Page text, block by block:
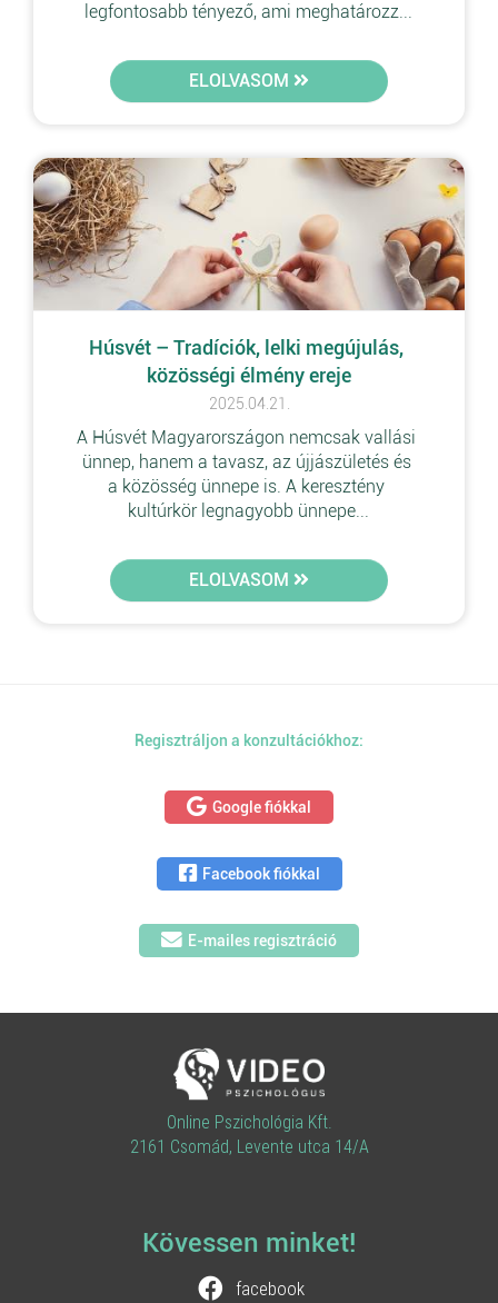
legfontosabb tényező, ami meghatározz...
ELOLVASOM
Húsvét – Tradíciók, lelki megújulás,
közösségi élmény ereje
2025.04.21.
A Húsvét Magyarországon nemcsak vallási
ünnep, hanem a tavasz, az újjászületés és
a közösség ünnepe is. A keresztény
kultúrkör legnagyobb ünnepe...
ELOLVASOM
Regisztráljon a konzultációkhoz:
Google fiókkal
Facebook fiókkal
E-mailes regisztráció
Online Pszichológia Kft.
2161 Csomád, Levente utca 14/A
Kövessen minket!
facebook